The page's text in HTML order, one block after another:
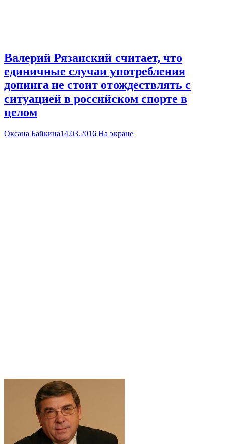
Валерий Рязанский считает, что
единичные случаи употребления
допинга не стоит отождествлять с
ситуацией в российском спорте в
целом
Оксана Байкина14.03.2016 На экране